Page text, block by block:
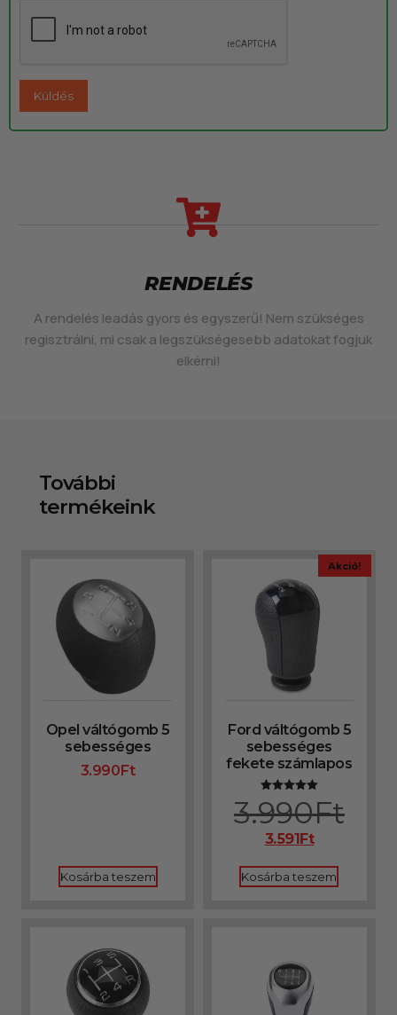
RENDELÉS
A rendelés leadás gyors és egyszerű! Nem szükséges
regisztrálni, mi csak a legszükségesebb adatokat fogjuk
elkérni!
További
termékeink
Opel váltógomb 5
sebességes
3.990Ft
Kosárba teszem
Akció!
Ford váltógomb 5
sebességes
fekete számlapos
Értékelés:
5.00
/ 5
3.990Ft
3.591Ft
Kosárba teszem